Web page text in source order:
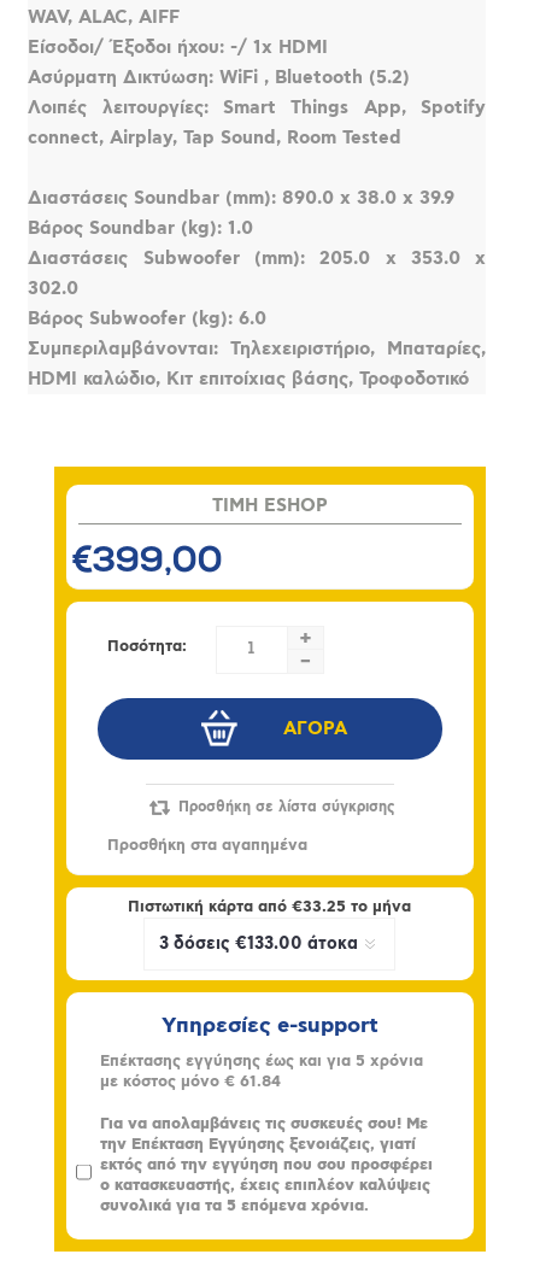
WAV, ALAC, AIFF
Είσοδοι/ Έξοδοι ήχου: -/ 1x HDMI
Ασύρματη Δικτύωση: WiFi , Bluetooth (5.2)
Λοιπές λειτουργίες: Smart Things App, Spotify
connect, Airplay, Tap Sound, Room Tested
Διαστάσεις Soundbar (mm): 890.0 x 38.0 x 39.9
Βάρος Soundbar (kg): 1.0
Διαστάσεις Subwoofer (mm): 205.0 x 353.0 x
302.0
Βάρος Subwoofer (kg): 6.0
Συμπεριλαμβάνονται: Τηλεχειριστήριο, Μπαταρίες,
HDMI καλώδιο, Κιτ επιτοίχιας βάσης, Τροφοδοτικό
TIMH ESHOP
€399,00
Ποσότητα:
+
-
Πιστωτική κάρτα από€33.25 το μήνα
Υπηρεσίες e-support
Επέκτασης εγγύησης έως και για 5 χρόνια
με κόστος μόνο € 61.84
Για να απολαμβάνεις τις συσκευές σου! Με
την Επέκταση Εγγύησης ξενοιάζεις, γιατί
εκτός από την εγγύηση που σου προσφέρει
ο κατασκευαστής, έχεις επιπλέον καλύψεις
συνολικά για τα 5 επόμενα χρόνια.